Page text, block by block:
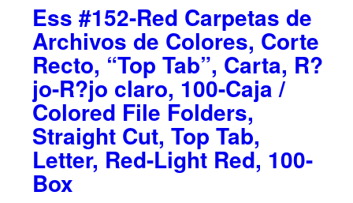
Ess #152-Red Carpetas de
Archivos de Colores, Corte
Recto, “Top Tab”, Carta, R?
jo-R?jo claro, 100-Caja /
Colored File Folders,
Straight Cut, Top Tab,
Letter, Red-Light Red, 100-
Box